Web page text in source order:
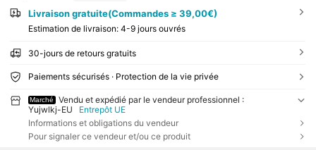
Livraison gratuite(Commandes ≥ 39,00€)
Estimation de livraison: 4-9 jours ouvrés
30-jours de retours gratuits
Paiements sécurisés · Protection de la vie privée
Marché
Vendu et expédié par le vendeur professionnel :
Yujwlkj-EU
Entrepôt UE
Informations et obligations du vendeur
Pour signaler ce vendeur et/ou ce produit